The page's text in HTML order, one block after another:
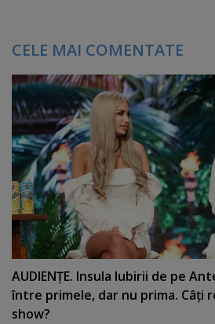
CELE MAI COMENTATE
AUDIENŢE. Insula Iubirii de pe
între primele, dar nu prima. Câţi
show?